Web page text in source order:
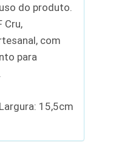
do produto.
Cru,
com
para
15,5cm